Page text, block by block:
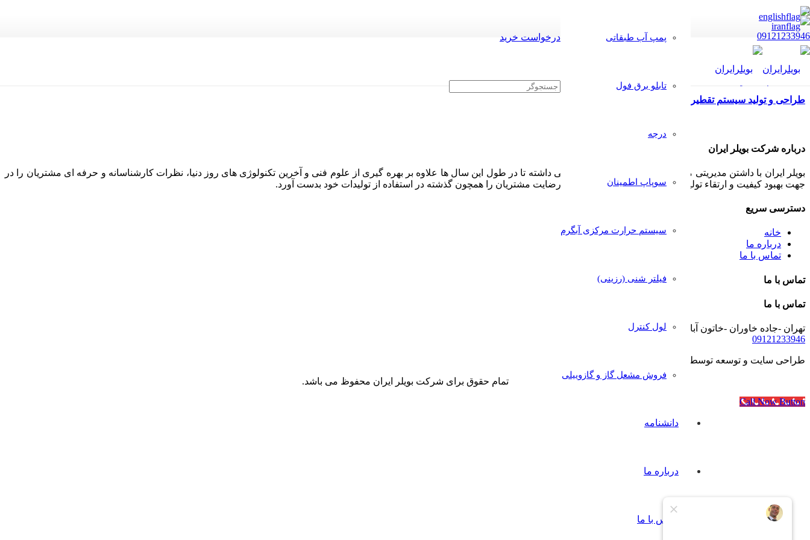
09121233946 پمپ آب طبقاتی
تابلو برق فول
درجه
سوپاپ اطمینان
سیستم حرارت مرکزی آبگرم
فیلتر شنی (رزینی)
لول کنترل
فروش مشعل گاز و گازوییلی
دانشنامه
درباره ما
تماس با ما
درخواست خرید
طراحی و تولید سیستم تقطیر با بخار مخصوص عرقیات و اسانس‌ها چگونه عمل می‌کند؟
درباره شرکت بویلر ایران
بویلر ایران با داشتن مدیریتی مجرب و مشتری مدار همواره سعی داشته تا در طول این سال ها علاوه بر بهره گیری از علوم فنی و آخرین تکنولوژی های روز دنیا، نظرات کارشناسانه و حرفه ای مشتریان را در
جهت بهبود کیفیت و ارتقاء تولیدات خود پذیرا بوده و بکار گیرد تا رضایت مشتریان را همچون گذشته در استفاده از تولیدات خود بدست آورد.
دسترسی سریع
خانه
درباره ما
تماس با ما
تماس با ما
تماس با ما
تهران -جاده خاوران -خاتون آباد- خیابان رجایی- پلاک۴۰
09121233946
طراحی سایت و توسعه توسط
تمام حقوق برای شرکت بویلر ایران محفوظ می باشد.
Call Now Button